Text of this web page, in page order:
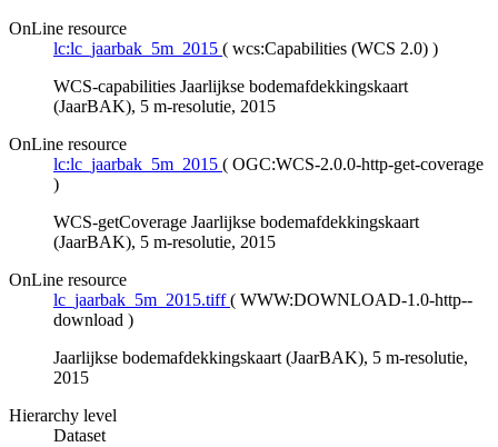
OnLine resource
lc:lc_jaarbak_5m_2015 ( wcs:Capabilities (WCS 2.0) )
WCS-capabilities Jaarlijkse bodemafdekkingskaart
(JaarBAK), 5 m-resolutie, 2015
OnLine resource
lc:lc_jaarbak_5m_2015 ( OGC:WCS-2.0.0-http-get-coverage
)
WCS-getCoverage Jaarlijkse bodemafdekkingskaart
(JaarBAK), 5 m-resolutie, 2015
OnLine resource
lc_jaarbak_5m_2015.tiff ( WWW:DOWNLOAD-1.0-http--
download )
Jaarlijkse bodemafdekkingskaart (JaarBAK), 5 m-resolutie,
2015
Hierarchy level
Dataset